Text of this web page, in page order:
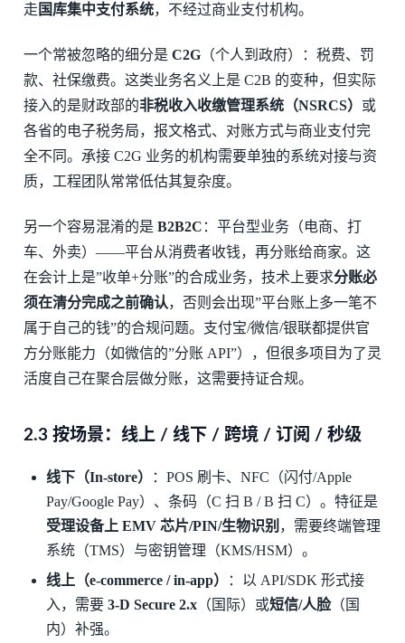
走 国库集中支付系统，不经过商业支付机构。
一个常被忽略的细分是 C2G（个人到政府）：税费、罚
款、社保缴费。这类业务名义上是 C2B 的变种，但实际
接入的是财政部的非税收入收缴管理系统（NSRCS） 或
各省的电子税务局，报文格式、对账方式与商业支付完
全不同。承接 C2G 业务的机构需要单独的系统对接与资
质，工程团队常常低估其复杂度。
另一个容易混淆的是 B2B2C ：平台型业务（电商、打
车、外卖）——平台从消费者收钱，再分账给商家。这
在会计上是”收单+分账”的合成业务，技术上要求分账必
须在清分完成之前确认，否则会出现”平台账上多一笔不
属于自己的钱”的合规问题。支付宝/微信/银联都提供官
方分账能力（如微信的”分账 API”），但很多项目为了灵
活度自己在聚合层做分账，这需要持证合规。
2.3 按场景：线上 / 线下 / 跨境 / 订阅 / 秒级
线下（In-store）
：POS 刷卡、NFC（闪付/Apple
Pay/Google Pay）、条码（C 扫 B / B 扫 C）。特征是
受理设备上 EMV 芯片/PIN/生物识别 ，需要终端管理
系统（TMS）与密钥管理（KMS/HSM）。
线上（e-commerce / in-app）
：以 API/SDK 形式接
入，需要3-D Secure 2.x （国际）或短信/人脸（国
内）补强。